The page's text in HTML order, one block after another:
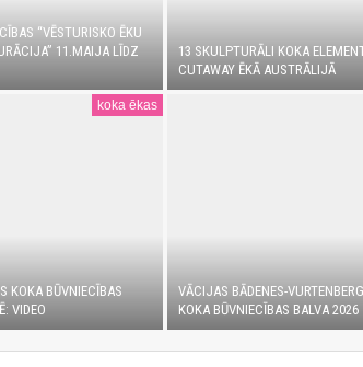
“VĒSTURISKO ĒKU
11.MAIJA LĪDZ
13 SKULPTURĀLI KOKA
CUTAWAY ĒKĀ AUSTRĀLIJĀ
koka ēkas
KOKA BŪVNIECĪBAS
VIDEO
VĀCIJAS BĀDENES-
KOKA BŪVNIECĪBAS BALVA 2026